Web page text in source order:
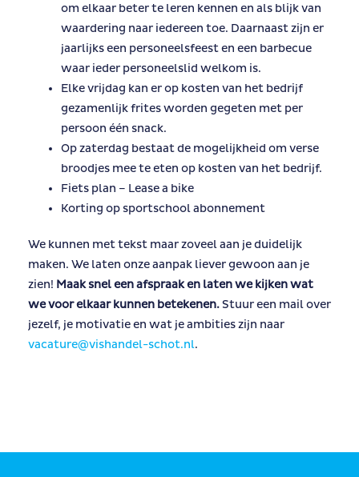
om elkaar beter te leren kennen en als blijk van
waardering naar iedereen toe. Daarnaast zijn er
jaarlijks een personeelsfeest en een barbecue
waar ieder personeelslid welkom is.
Elke vrijdag kan er op kosten van het bedrijf
gezamenlijk frites worden gegeten met per
persoon één snack.
Op zaterdag bestaat de mogelijkheid om verse
broodjes mee te eten op kosten van het bedrijf.
Fiets plan – Lease a bike
Korting op sportschool abonnement
We kunnen met tekst maar zoveel aan je duidelijk
maken. We laten onze aanpak liever gewoon aan je
zien! Maak snel een afspraak en laten we kijken wat
we voor elkaar kunnen betekenen.Stuur een mail over
jezelf, je motivatie en wat je ambities zijn naar
vacature@vishandel-schot.nl.